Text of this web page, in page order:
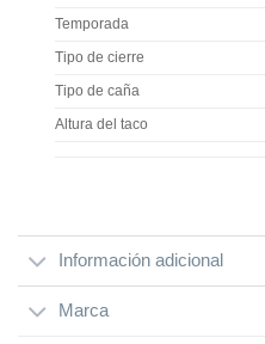
Temporada
Tipo de cierre
Tipo de caña
Altura del taco
Información adicional
Marca